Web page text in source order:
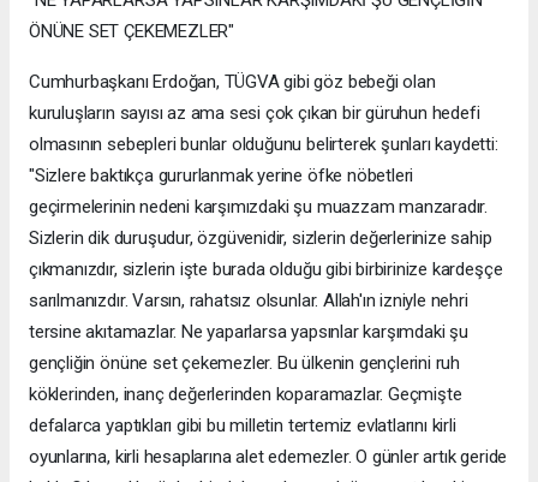
ÖNÜNE SET ÇEKEMEZLER"
Cumhurbaşkanı Erdoğan, TÜGVA gibi göz bebeği olan
kuruluşların sayısı az ama sesi çok çıkan bir güruhun hedefi
olmasının sebepleri bunlar olduğunu belirterek şunları kaydetti:
"Sizlere baktıkça gururlanmak yerine öfke nöbetleri
geçirmelerinin nedeni karşımızdaki şu muazzam manzaradır.
Sizlerin dik duruşudur, özgüvenidir, sizlerin değerlerinize sahip
çıkmanızdır, sizlerin işte burada olduğu gibi birbirinize kardeşçe
sarılmanızdır. Varsın, rahatsız olsunlar. Allah'ın izniyle nehri
tersine akıtamazlar. Ne yaparlarsa yapsınlar karşımdaki şu
gençliğin önüne set çekemezler. Bu ülkenin gençlerini ruh
köklerinden, inanç değerlerinden koparamazlar. Geçmişte
defalarca yaptıkları gibi bu milletin tertemiz evlatlarını kirli
oyunlarına, kirli hesaplarına alet edemezler. O günler artık geride